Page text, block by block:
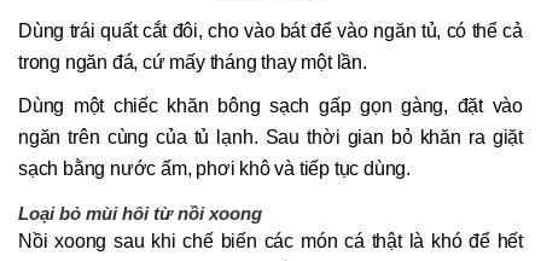
Dùng trái quất cắt đôi, cho vào bát để vào ngăn tủ, có thể cả
trong ngăn đá, cứ mấy tháng thay một lần.
Dùng một chiếc khăn bông sạch gấp gọn gàng, đặt vào
ngăn trên cùng của tủ lạnh. Sau thời gian bỏ khăn ra giặt
sạch bằng nước ấm, phơi khô và tiếp tục dùng.
Loại bỏ mùi hôi từ nồi xoong
Nồi xoong sau khi chế biến các món cá thật là khó để hết